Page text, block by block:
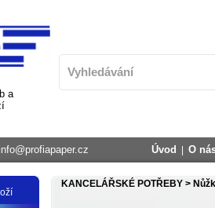
a
info@profiapaper.cz Úvod O
KANCELÁŘSKÉ POTŘEBY >